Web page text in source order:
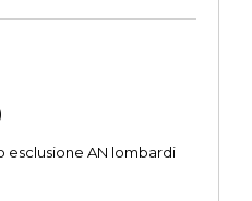
esclusione AN lombardi